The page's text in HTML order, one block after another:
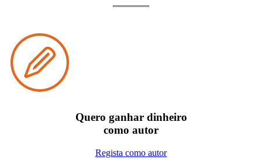
Quero ganhar dinheiro
como autor
Regista como autor